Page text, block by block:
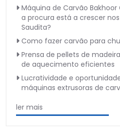
Máquina de Carvão Bakhoor
a procura está a crescer nos
Saudita?
Como fazer carvão para
Prensa de pellets de
de aquecimento eficientes
Lucratividade e
máquinas extrusoras de
ler mais